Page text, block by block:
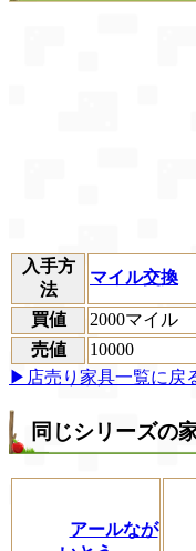
入手方
法
マイル交換
買値
2000マイル
売値
10000
▶店売り家具一覧に戻
同じシリーズの
アールなが